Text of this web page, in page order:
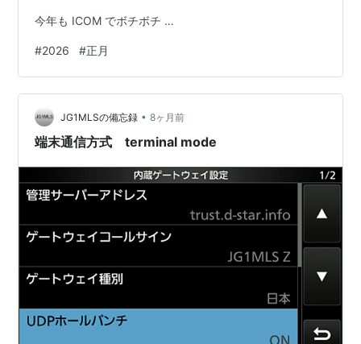
今年も ICOM でボチボチ …
#2026 #正月
JG1MLSの備忘録 • 8ヶ月前
端末通信方式 terminal mode